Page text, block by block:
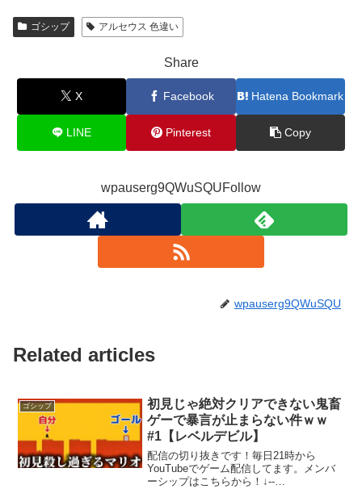
ゴシップ アルセウス 色違い
Share
X Facebook Hatena Bookmark
LINE Pinterest Copy
wpauserg9QWuSQUFollow
wpauserg9QWuSQU
Related articles
ゴシップ
初見じゃ絶対クリアできない鬼畜
ゲーで暴言が止まらない件ｗｗ
#1【レベルデビル】
配信の切り抜きです！毎日21時から
YouTubeでゲーム配信してます。メンバ
ーシップはこちらから！↓--